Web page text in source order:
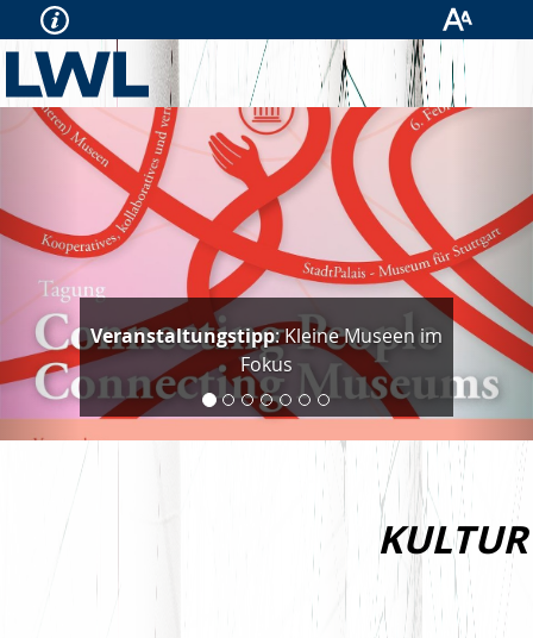
Veranstaltungstipp: Kleine Museen im
Fokus
Vorherige
KULTUR